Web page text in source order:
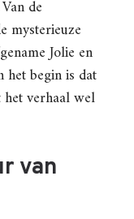
de
mysterieuze
Jolie en
begin is dat
het verhaal wel
van